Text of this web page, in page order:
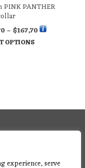
experience, serve
PINK PANTHER
– $167,70
OPTIONS